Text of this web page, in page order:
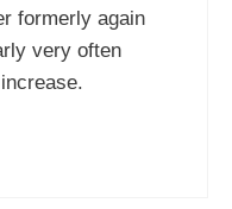
formerly again
very often